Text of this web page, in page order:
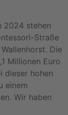
2024 stehen
Straße
Die
Millionen Euro
dieser hohen
einem
Wir haben